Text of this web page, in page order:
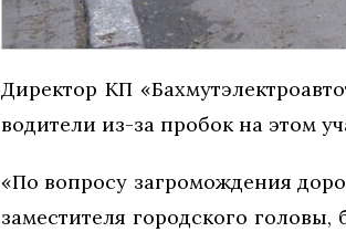
Директор КП
водители из-за пробок на этом
«По вопросу загромождения
заместителя городского